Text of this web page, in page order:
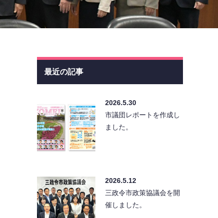
最近の記事
2026.5.30
市議団レポートを作成し
ました。
2026.5.12
三政令市政策協議会を開
催しました。